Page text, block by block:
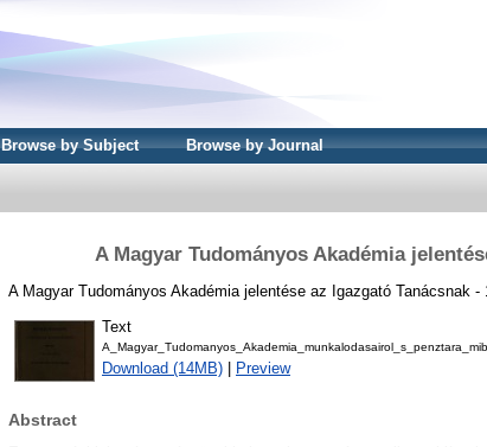
Browse by Subject Browse by Journal
A Magyar Tudományos Akadémia
A Magyar Tudományos Akadémia jelentése az Igazgató Tanácsnak -
Text
Download (14MB) Preview
Abstract